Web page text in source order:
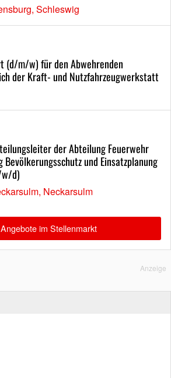
Schleswig
(d/m/w) für den Abwehrenden
der Kraft- und Nutzfahrzeugwerkstatt
der Abteilung Feuerwehr
und Einsatzplanung
d)
Neckarsulm
im Stellenmarkt
Anzeige